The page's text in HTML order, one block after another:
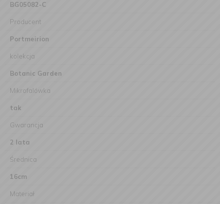
BG05082-C
Producent
Portmeirion
kolekcja
Botanic Garden
Mikrofalówka
tak
Gwarancja
2 lata
Średnica
16cm
Materiał